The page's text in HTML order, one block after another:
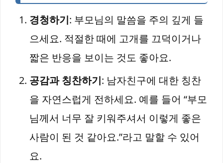
경청하기: 부모님의 말씀을 주의 깊게 들
으세요. 적절한 때에 고개를 끄덕이거나
짧은 반응을 보이는 것도 좋아요.
공감과 칭찬하기: 남자친구에 대한 칭찬
을 자연스럽게 전하세요. 예를 들어 “부모
님께서 너무 잘 키워주셔서 이렇게 좋은
사람이 된 것 같아요.”라고 말할 수 있어
요.